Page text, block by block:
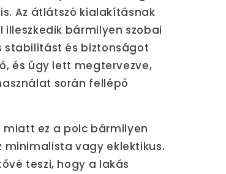
Az átlátszó kialakításnak
bármilyen szobai
stabilitást és biztonságot
és úgy lett megtervezve,
során fellépő
miatt ez a polc bármilyen
minimalista vagy eklektikus.
teszi, hogy a lakás